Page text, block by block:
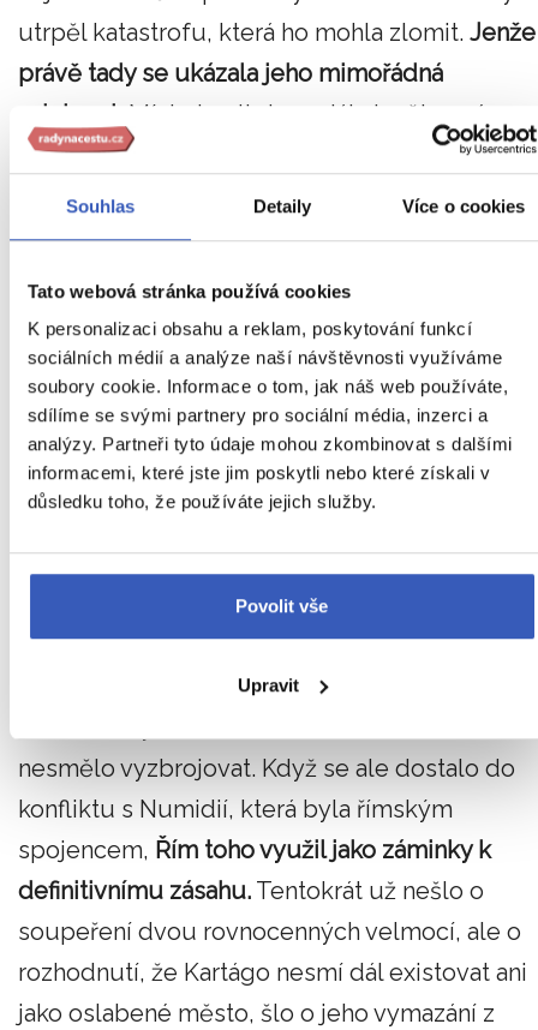
Souhlas Detaily Více o cookies
Tato webová stránka používá cookies
K personalizaci obsahu a reklam, poskytování funkcí
sociálních médií a analýze naší návštěvnosti využíváme
soubory cookie. Informace o tom, jak náš web používáte,
sdílíme se svými partnery pro sociální média, inzerci a
analýzy. Partneři tyto údaje mohou zkombinovat s dalšími
informacemi, které jste jim poskytli nebo které získali v
důsledku toho, že používáte jejich služby.
Povolit vše
Upravit
utrpěl katastrofu, která ho mohla zlomit. Jenže
právě tady se ukázala jeho mimořádná
odolnost. Místo kapitulace dál stavěl nové
armády, vyhýbal se rozhodujícímu střetu tam,
kde by Hannibal měl výhodu, a postupně
přesunul těžiště války jinam.
Když pak Scipio zaútočil v Africe, Hannibal se
musel vrátit z Itálie a roku 202 př. n. l. byl
poražen u Zamy.Druhá punská válka tak z
Hannibala udělala vojenskou legendu,ale
zároveň ukázala, že ani mimořádný velitel
nemusí stačit proti říši, která je ochotna nést
Třetí punská válka, probíhající v letech 149 až
146 př. n. l., už měla úplně jiný charakter.
Kartágo po předchozí porážce ztratilo velkou
nesmělo vyzbrojovat. Když se ale dostalo do
konfliktu s Numidií, která byla římským
spojencem, Řím toho využil jako záminky k
definitivnímu zásahu. Tentokrát už nešlo o
soupeření dvou rovnocenných velmocí, ale o
rozhodnutí, že Kartágo nesmí dál existovat ani
jako oslabené město, šlo o jeho vymazání z